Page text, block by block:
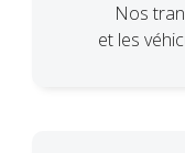
Nos
et les